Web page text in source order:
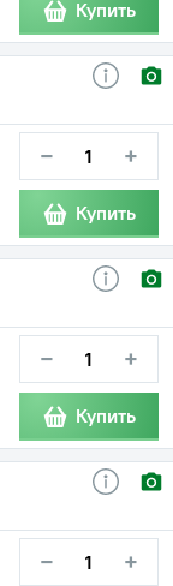
Купить
− +
Купить
− +
Купить
− +